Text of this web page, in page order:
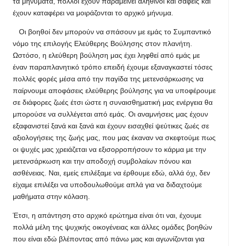
έχουν καταφέρει να μοιράζονται το αρχικό μήνυμα.
Οι βοηθοί δεν μπορούν να σπάσουν με εμάς το Συμπαντικό
νόμο της επιλογής Ελεύθερης Βούλησης στον πλανήτη.
Ωστόσο, η ελεύθερη βούληση μας έχει ληφθεί από εμάς με
έναν παραπλανητικό τρόπο επειδή έχουμε εξαναγκαστεί τόσες
πολλές φορές μέσα από την παγίδα της μετενσάρκωσης να
παίρνουμε αποφάσεις ελεύθερης βούλησης για να υποφέρουμε
σε διάφορες ζωές έτσι ώστε η συναισθηματική μας ενέργεια θα
μπορούσε να συλλέγεται από εμάς. Οι αναμνήσεις μας έχουν
εξαφανιστεί ξανά και ξανά και έχουν εισαχθεί ψεύτικες ζωές σε
αξιολογήσεις της ζωής μας, που μας έκαναν να σκεφτούμε πως
οι ψυχές μας χρειάζεται να εξισορροπήσουν το κάρμα με την
μετενσάρκωση και την αποδοχή συμβολαίων πόνου και
ασθένειας. Ναι, εμείς επιλέξαμε να έρθουμε εδώ, αλλά όχι, δεν
είχαμε επιλέξει να υποδουλωθούμε απλά για να διδαχτούμε
μαθήματα στην κόλαση.
Έτσι, η απάντηση στο αρχικό ερώτημα είναι ότι ναι, έχουμε
πολλά μέλη της ψυχικής οικογένειας και άλλες ομάδες βοηθών
που είναι εδώ βλέποντας από πάνω μας και αγωνίζονται για